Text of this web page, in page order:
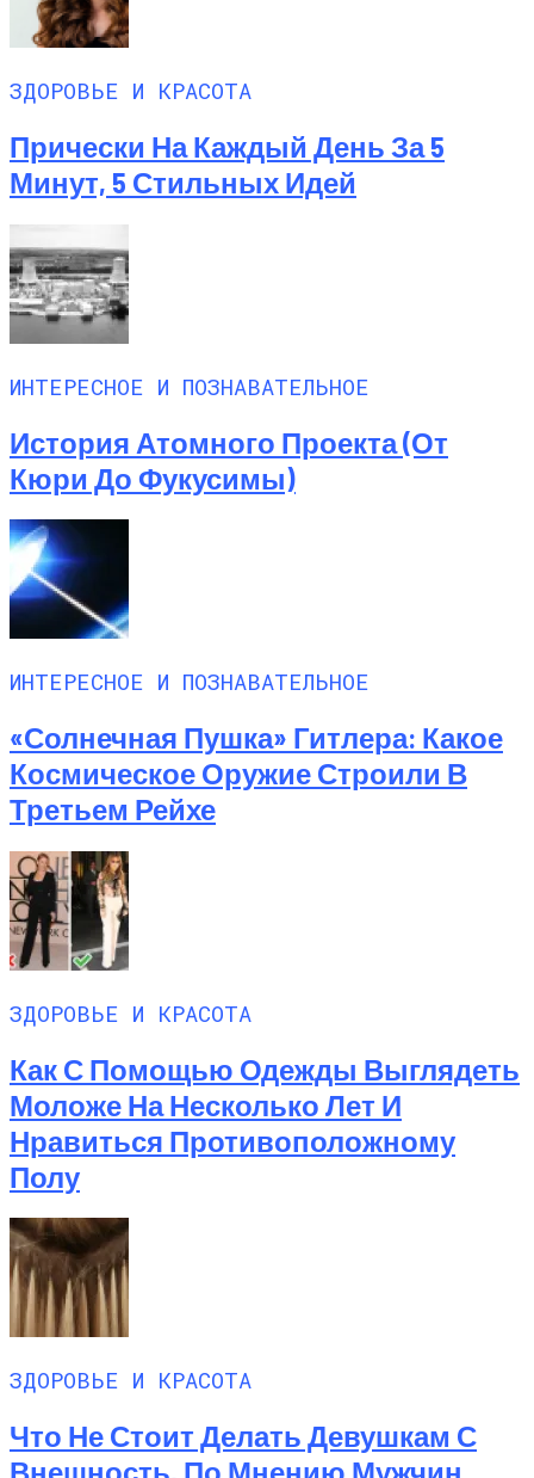
ЗДОРОВЬЕ И КРАСОТА
Прически На Каждый День За 5
Минут, 5 Стильных Идей
ИНТЕРЕСНОЕ И ПОЗНАВАТЕЛЬНОЕ
История Атомного Проекта (от
Кюри До Фукусимы)
ИНТЕРЕСНОЕ И ПОЗНАВАТЕЛЬНОЕ
«Солнечная Пушка» Гитлера: Какое
Космическое Оружие Строили В
Третьем Рейхе
ЗДОРОВЬЕ И КРАСОТА
Как С Помощью Одежды Выглядеть
Моложе На Несколько Лет И
Нравиться Противоположному
Полу
ЗДОРОВЬЕ И КРАСОТА
Что Не Стоит Делать Девушкам С